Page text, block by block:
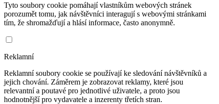
Tyto soubory cookie pomáhají vlastníkům webových stránek
porozumět tomu, jak návštěvníci interagují s webovými stránkami
tím, že shromažďují a hlásí informace, často anonymně.
Reklamní
Reklamní soubory cookie se používají ke sledování návštěvníků a
jejich chování. Záměrem je zobrazovat reklamy, které jsou
relevantní a poutavé pro jednotlivé uživatele, a proto jsou
hodnotnější pro vydavatele a inzerenty třetích stran.